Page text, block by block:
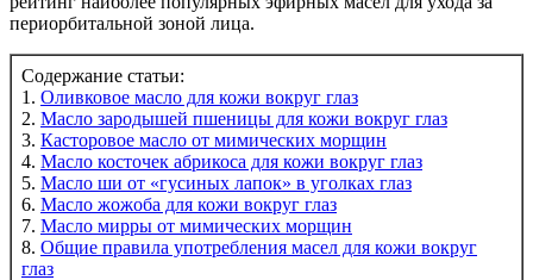
периорбитальной зоной лица.
Содержание статьи:
1. Оливковое масло для кожи вокруг глаз
2. Масло зародышей пшеницы для кожи вокруг глаз
3. Касторовое масло от мимических морщин
4. Масло косточек абрикоса для кожи вокруг глаз
5. Масло ши от «гусиных лапок» в уголках глаз
6. Масло жожоба для кожи вокруг глаз
7. Масло мирры от мимических морщин
8. Общие правила употребления масел для кожи вокруг
глаз